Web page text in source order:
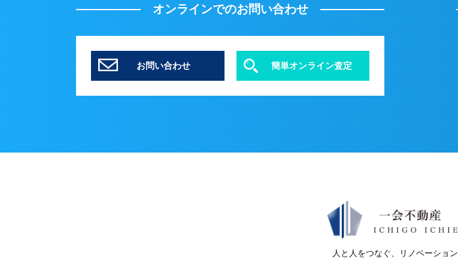
オンラインでのお問い合わせ
お問い合わせ 簡単オンライン査定
人と人をつなぐ、リノベーション